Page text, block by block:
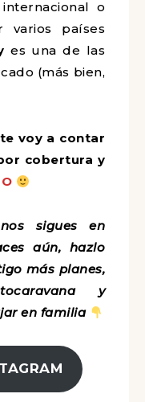
o
varios países
es una de las
(más bien,
voy a contar
cobertura y
sigues en
aún, hazlo
más planes,
y
en familia